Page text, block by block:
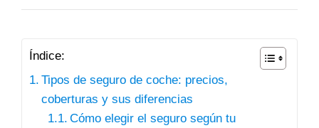
Índice:
Tipos de seguro de coche: precios,
coberturas y sus diferencias
Cómo elegir el seguro según tu